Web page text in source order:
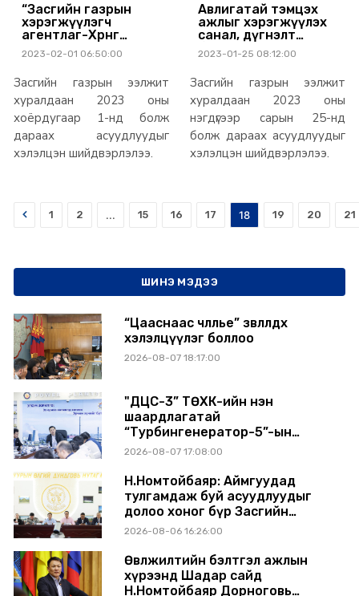
“Засгийн газрын
хэрэгжүүлэгч
агентлаг-Хөрөнгө
оруулалт,
худалдааны газар”
байгууллаа
2023-02-01 06:50:00
Засгийн газрын ээлжит
хуралдаан 2023 оны
хоёрдугаар 1-нд болж
дараах асуудлуудыг
хэлэлцэн шийдвэрлэлээ.
Авлигатай тэмцэх
ажлыг хэрэгжүүлэх
санал, дүгнэлт
боловсруулах Ажлын
хэсэг байгууллаа
2023-01-25 08:12:00
Засгийн газрын ээлжит
хуралдаан 2023 оны
нэгдүгээр сарын 25-нд
болж дараах асуудлуудыг
хэлэлцэн шийдвэрлэлээ.
Prev 1 2 ... 15 16 17 18 19 20 21
ШИНЭ МЭДЭЭ
“Цааснаас чөлөөлье” зөвлөлдөх
хэлэлцүүлэг боллоо
2026-08-07 18:17:00
"ДЦС-3” ТӨХК-ийн нэн
шаардлагатай
“Турбингенератор-5”-ын
шинэчлэлийн төсвийг
2026-08-07 17:08:00
Н.Номтойбаяр: Аймгуудад
тулгамдаж буй асуудлуудыг
долоо хоног бүр Засгийн
газрын хуралдаанд
2026-08-06 16:26:00
Өвөлжилтийн бэлтгэл ажлын
хүрээнд Шадар сайд
Н.Номтойбаяр Дорноговь